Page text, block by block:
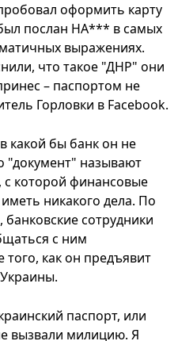
оформить карту
послан НА*** в самых
выражениях.
что такое "ДНР" они
– паспортом не
Горловки в Facebook.
какой бы банк он не
"документ" называют
которой финансовые
никакого дела. По
сотрудники
с ним
как он предъявит
паспорт, или
вызвали милицию. Я